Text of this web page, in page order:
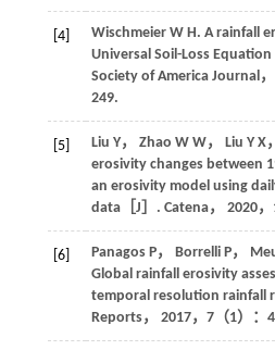
[4] Wischmeier W H. A rainfall
Universal Soil-Loss Equation
Society of America Journal，
249.
[5] Liu Y， Zhao W W， Liu Y X
erosivity changes between
an erosivity model using
data［J］. Catena， 2020，
[6] Panagos P， Borrelli P，
Global rainfall erosivity
temporal resolution rainfall
Reports， 2017， 7（1）：